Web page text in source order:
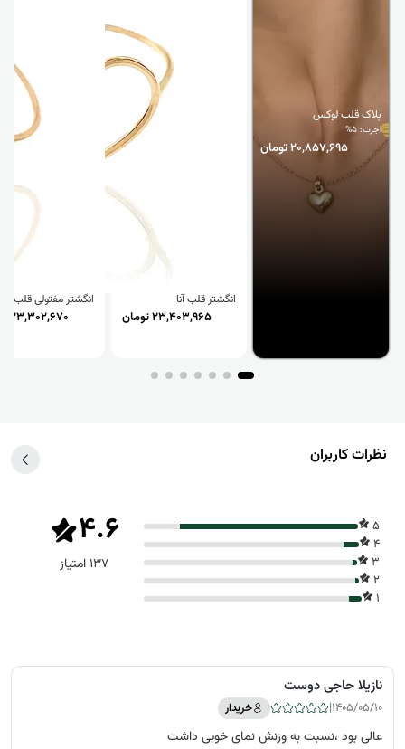
پلاک قلب لوکس
اجرت: 5%
20,857,695 تومان
انگشتر قلب آنا
23,403,965 تومان
انگشتر مفتولی قلب
23,302,670 تومان
نظرات کاربران
5
4
3
2
1
4.6
137 امتیاز
نازیلا حاجی دوست
1405/05/10
| خریدار
عالی بود ،نسبت به وزنش نمای خوبی داشت